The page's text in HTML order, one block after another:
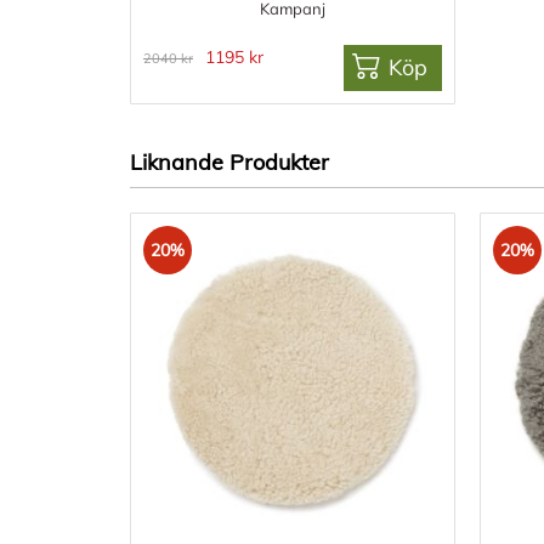
Kampanj
2040 kr 1195 kr Köp
Liknande Produkter
20% 20%